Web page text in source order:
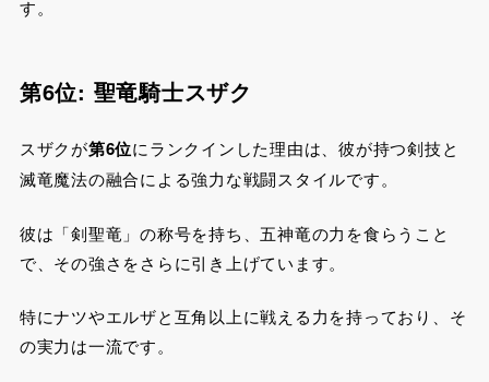
す。
第6位: 聖竜騎士スザク
スザクが第6位にランクインした理由は、彼が持つ剣技と
滅竜魔法の融合による強力な戦闘スタイルです。
彼は「剣聖竜」の称号を持ち、五神竜の力を食らうこと
で、その強さをさらに引き上げています。
特にナツやエルザと互角以上に戦える力を持っており、そ
の実力は一流です。